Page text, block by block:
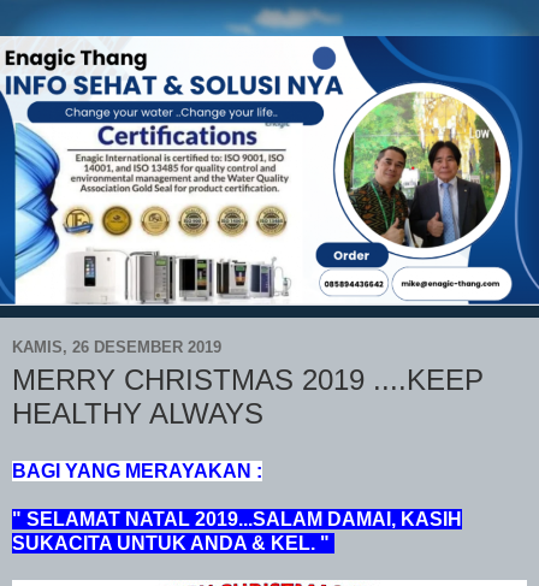
KAMIS, 26 DESEMBER 2019
MERRY CHRISTMAS 2019 ....KEEP
HEALTHY ALWAYS
BAGI YANG MERAYAKAN :
" SELAMAT NATAL 2019...SALAM DAMAI, KASIH
SUKACITA UNTUK ANDA & KEL. "